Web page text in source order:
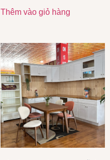
Thêm vào giỏ hàng